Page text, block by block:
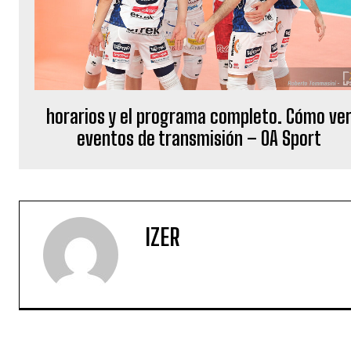
horarios y el programa completo. Cómo
eventos de transmisión – OA Sport
IZER